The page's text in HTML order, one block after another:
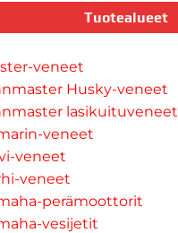
Tuotealueet
veneet
Husky-veneet
lasikuituveneet
veneet
veneet
veneet
perämoottorit
vesijetit